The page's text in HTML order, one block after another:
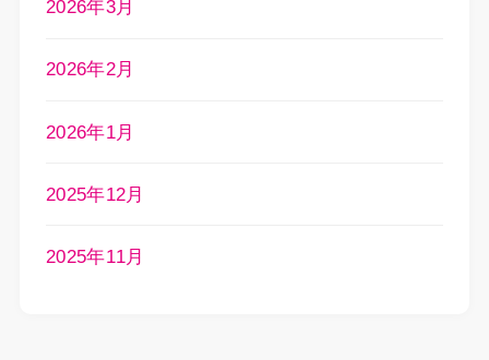
2026年3月
2026年2月
2026年1月
2025年12月
2025年11月